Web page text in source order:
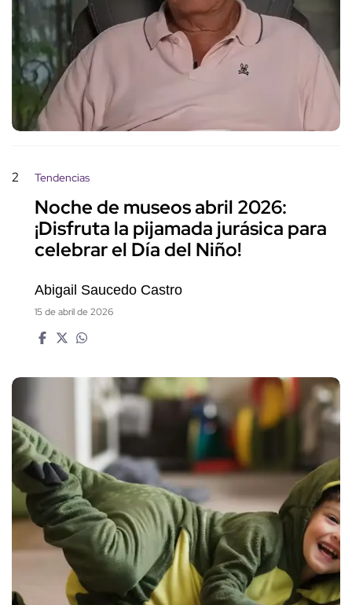
2 Tendencias
Noche de museos abril 2026:
¡Disfruta la pijamada jurásica para
celebrar el Día del Niño!
Abigail Saucedo Castro
15 de abril de 2026